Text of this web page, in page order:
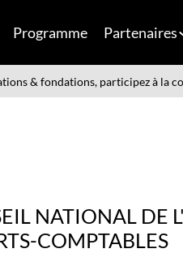
Programme Partenaires
& fondations, participez à la
NATIONAL DE
COMPTABLES